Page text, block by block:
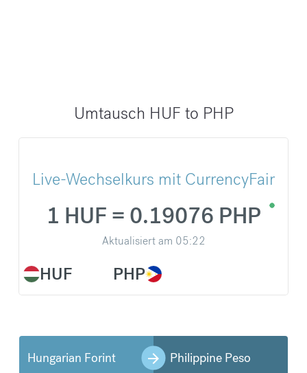
Umtausch HUF to PHP
Live-Wechselkurs mit CurrencyFair
HUF
1 HUF = 0.19076 PHP
Aktualisiert am 05:22
PHP
Hungarian Forint Philippine Peso